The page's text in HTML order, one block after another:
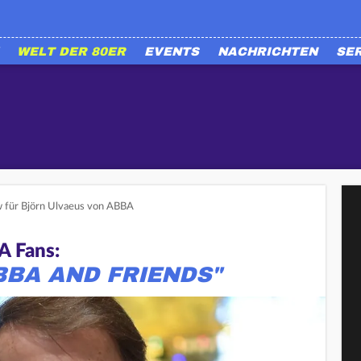
WELT DER 80ER EVENTS NACHRICHTEN
für Björn Ulvaeus von ABBA
Fans:
AND FRIENDS"